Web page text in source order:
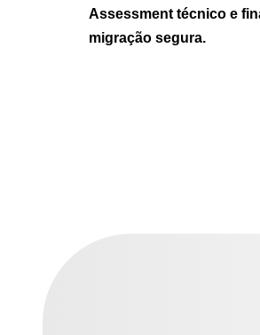
Assessment técnico e
migração segura.